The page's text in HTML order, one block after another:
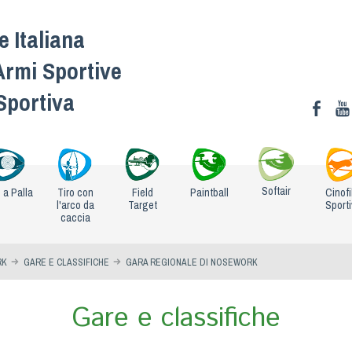
Italiana
Sportive
a Palla
Tiro con
l'arco da
caccia
Field
Target
Paintball Softair
GARE E CLASSIFICHE GARA REGIONALE DI NOSEWORK
Gare e classifiche